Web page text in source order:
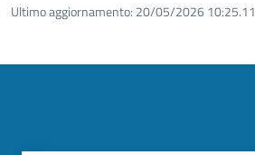
Ultimo aggiornamento: 20/05/2026 10:25.11